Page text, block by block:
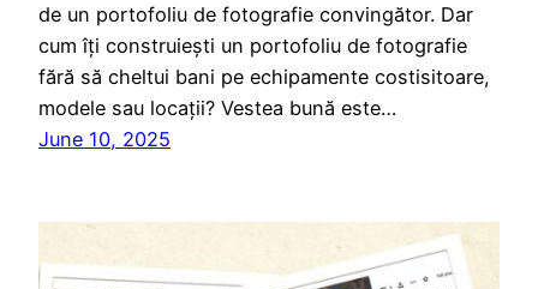
de un portofoliu de fotografie convingător. Dar
cum îți construiești un portofoliu de fotografie
fără să cheltui bani pe echipamente costisitoare,
modele sau locații? Vestea bună este…
June 10, 2025